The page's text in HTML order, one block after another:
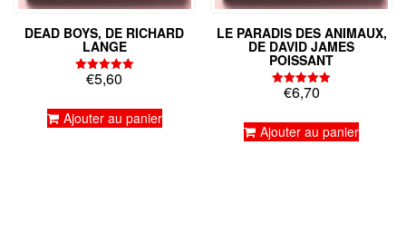
DEAD BOYS, DE RICHARD
LANGE
Note
5.00
€5,60
Ajouter au panier
LE PARADIS DES ANIMAUX,
DE DAVID JAMES
POISSANT
Note
5.00
€6,70
Ajouter au panier